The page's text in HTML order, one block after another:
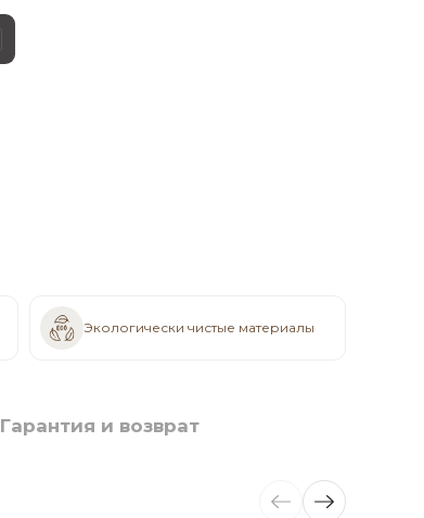
Экологически чистые материалы
Гарантия и возврат